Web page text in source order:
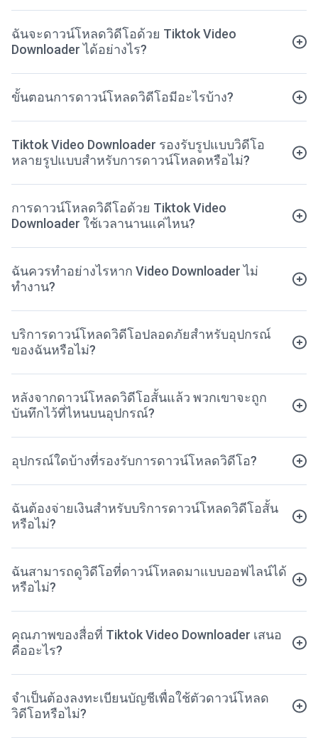
ฉันจะดาวน์โหลดวิดีโอด้วย Tiktok Video
Downloader ได้อย่างไร?
ขั้นตอนการดาวน์โหลดวิดีโอมีอะไรบ้าง?
Tiktok Video Downloader รองรับรูปแบบวิดีโอ
หลายรูปแบบสำหรับการดาวน์โหลดหรือไม่?
การดาวน์โหลดวิดีโอด้วย Tiktok Video
Downloader ใช้เวลานานแค่ไหน?
ฉันควรทำอย่างไรหาก Video Downloader ไม่
ทำงาน?
บริการดาวน์โหลดวิดีโอปลอดภัยสำหรับอุปกรณ์
ของฉันหรือไม่?
หลังจากดาวน์โหลดวิดีโอสั้นแล้ว พวกเขาจะถูก
บันทึกไว้ที่ไหนบนอุปกรณ์?
อุปกรณ์ใดบ้างที่รองรับการดาวน์โหลดวิดีโอ?
ฉันต้องจ่ายเงินสำหรับบริการดาวน์โหลดวิดีโอสั้น
หรือไม่?
ฉันสามารถดูวิดีโอที่ดาวน์โหลดมาแบบออฟไลน์ได้
หรือไม่?
คุณภาพของสื่อที่ Tiktok Video Downloader เสนอ
คืออะไร?
จำเป็นต้องลงทะเบียนบัญชีเพื่อใช้ตัวดาวน์โหลด
วิดีโอหรือไม่?